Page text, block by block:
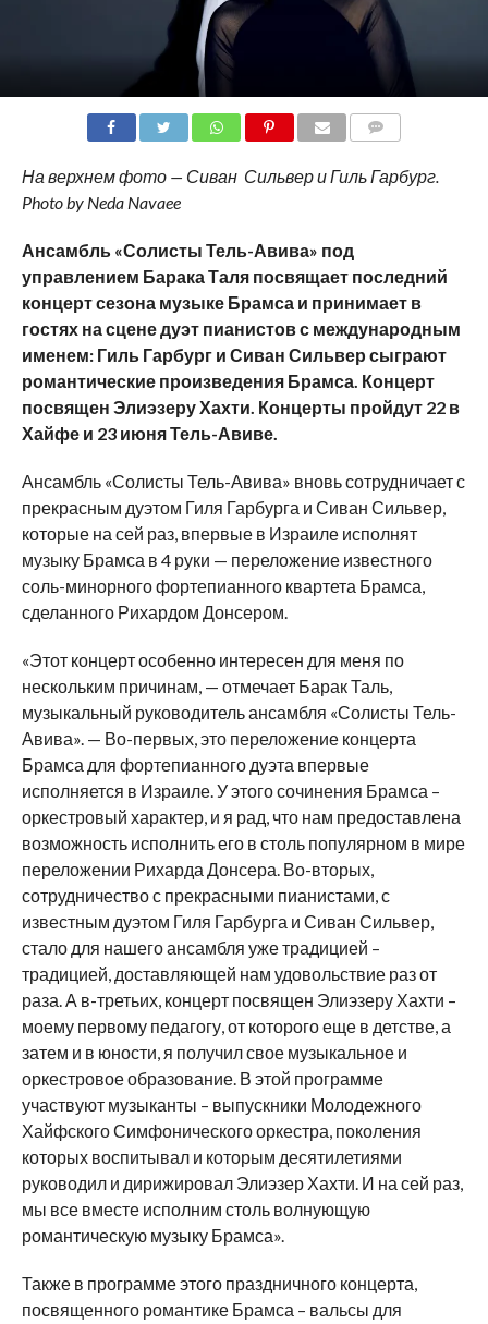
На верхнем фото — Сиван Сильвер и Гиль Гарбург.
Photo by Neda Navaee
Ансамбль «Солисты Тель-Авива» под
управлением Барака Таля посвящает последний
концерт сезона музыке Брамса и принимает в
гостях на сцене дуэт пианистов с международным
именем: Гиль Гарбург и Сиван Сильвер сыграют
романтические произведения Брамса. Концерт
посвящен Элиэзеру Хахти. Концерты пройдут 22 в
Хайфе и 23 июня Тель-Авиве.
Ансамбль «Солисты Тель-Авива» вновь сотрудничает с
прекрасным дуэтом Гиля Гарбурга и Сиван Сильвер,
которые на сей раз, впервые в Израиле исполнят
музыку Брамса в 4 руки — переложение известного
соль-минорного фортепианного квартета Брамса,
сделанного Рихардом Донсером.
«Этот концерт особенно интересен для меня по
нескольким причинам, — отмечает Барак Таль,
музыкальный руководитель ансамбля «Солисты Тель-
Авива». — Во-первых, это переложение концерта
Брамса для фортепианного дуэта впервые
исполняется в Израиле. У этого сочинения Брамса –
оркестровый характер, и я рад, что нам предоставлена
возможность исполнить его в столь популярном в мире
переложении Рихарда Донсера. Во-вторых,
сотрудничество с прекрасными пианистами, с
известным дуэтом Гиля Гарбурга и Сиван Сильвер,
стало для нашего ансамбля уже традицией –
традицией, доставляющей нам удовольствие раз от
раза. А в-третьих, концерт посвящен Элиэзеру Хахти –
моему первому педагогу, от которого еще в детстве, а
затем и в юности, я получил свое музыкальное и
оркестровое образование. В этой программе
участвуют музыканты – выпускники Молодежного
Хайфского Симфонического оркестра, поколения
которых воспитывал и которым десятилетиями
руководил и дирижировал Элиэзер Хахти. И на сей раз,
мы все вместе исполним столь волнующую
романтическую музыку Брамса».
Также в программе этого праздничного концерта,
посвященного романтике Брамса – вальсы для